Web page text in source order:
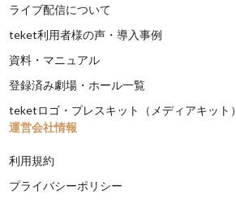
ライブ配信について
teket利用者様の声・導入事例
資料・マニュアル
登録済み劇場・ホール一覧
teketロゴ・プレスキット（メディアキット）
運営会社情報
利用規約
プライバシーポリシー